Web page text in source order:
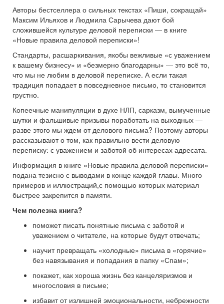
Авторы бестселлера о сильных текстах «Пиши, сокращай»
Максим Ильяхов и Людмила Сарычева дают бой
сложившейся культуре деловой переписки — в книге
«Новые правила деловой переписки»!
Стандарты, расшаркивания, якобы вежливые «с уважением
к вашему бизнесу» и «безмерно благодарны» — это всё то,
что мы не любим в деловой переписке. А если такая
традиция попадает в повседневное письмо, то становится
грустно.
Копеечные манипуляции в духе НЛП, сарказм, вымученные
шутки и фальшивые призывы поработать на выходных —
разве этого мы ждем от делового письма? Поэтому авторы
рассказывают о том, как правильно вести деловую
переписку: с уважением и заботой об интересах адресата.
Информация в книге «Новые правила деловой переписки»
подана тезисно с выводами в конце каждой главы. Много
примеров и иллюстраций,с помощью которых материал
быстрее закрепится в памяти.
Чем полезна книга?
поможет писать понятные письма с заботой и
уважением о читателе, на которые будут отвечать;
научит превращать «холодные» письма в «горячие»
без навязывания и попадания в папку «Спам»;
покажет, как хороша жизнь без канцеляризмов и
многословия в письме;
избавит от излишней эмоциональности, небрежности